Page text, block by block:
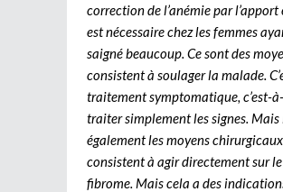
correction de l’anémie par l’apport
est nécessaire chez les femmes
saigné beaucoup. Ce sont des
consistent à soulager la malade.
traitement symptomatique, c’est-
traiter simplement les signes. Mais
également les moyens
consistent à agir directement sur le
fibrome. Mais cela a des